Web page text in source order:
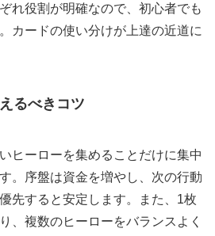
れ役割が明確なので、初心者でも
カードの使い分けが上達の近道に
るべきコツ
ヒーローを集めることだけに集中
。序盤は資金を増やし、次の行動
先すると安定します。また、1枚
、複数のヒーローをバランスよく